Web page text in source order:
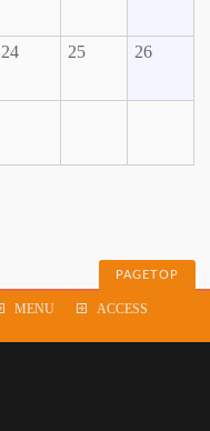
24 25 26
PAGETOP
MENU
ACCESS